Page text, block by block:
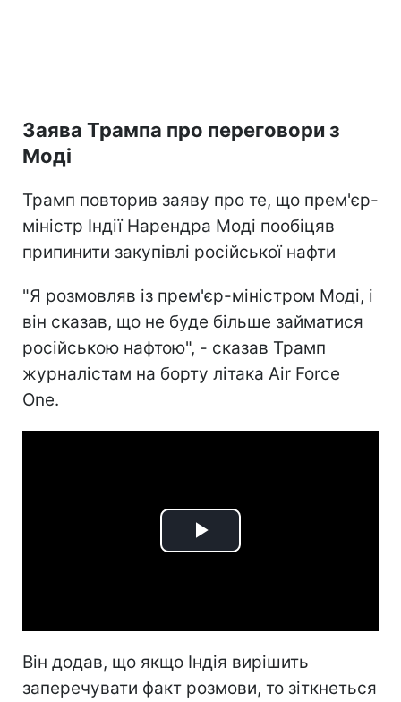
Заява Трампа про переговори з
Моді
Трамп повторив заяву про те, що прем'єр-
міністр Індії Нарендра Моді пообіцяв
припинити закупівлі російської нафти
"Я розмовляв із прем'єр-міністром Моді, і
він сказав, що не буде більше займатися
російською нафтою", - сказав Трамп
журналістам на борту літака Air Force
One.
Play
Він додав, що якщо Індія вирішить
заперечувати факт розмови, то зіткнеться